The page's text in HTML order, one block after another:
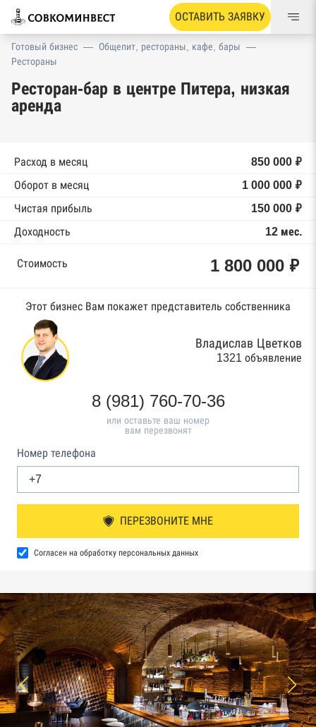
ОСТАВИТЬ ЗАЯВКУ
Готовый бизнес — Общепит, рестораны, кафе, бары —
Рестораны
Ресторан-бар в центре Питера, низкая
аренда
Расход в месяц
850 000 ₽
Оборот в месяц
1 000 000 ₽
Чистая прибыль
150 000 ₽
Доходность
12 мес.
Стоимость 1 800 000 ₽
Этот бизнес Вам покажет представитель собственника
Владислав Цветков
1321 объявление
8 (981) 760-70-36
или оставьте ваш номер
вам перезвонят
Номер телефона
ПЕРЕЗВОНИТЕ МНЕ
Согласен на обработку персональных данных